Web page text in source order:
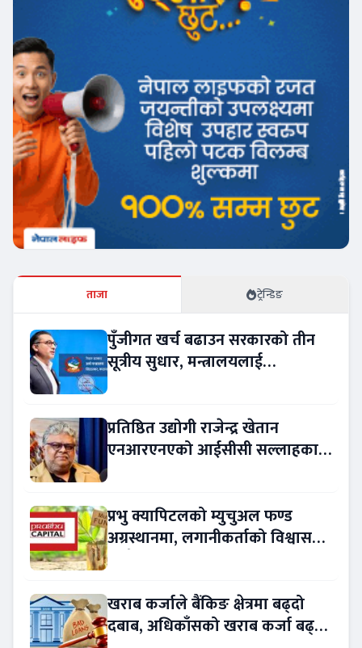
ताजा ट्रेन्डिङ
पुँजीगत खर्च बढाउन सरकारको तीन
सूत्रीय सुधार, मन्त्रालयलाई
प्रतिष्ठित उद्योगी राजेन्द्र खेतान
एनआरएनएको आईसीसी सल्लाहकार
प्रभु क्यापिटलको म्युचुअल फण्ड
अग्रस्थानमा, लगानीकर्ताको विश्वास
खराब कर्जाले बैंकिङ क्षेत्रमा बढ्दो
दबाब, अधिकाँसको खराब कर्जा बढ्दो